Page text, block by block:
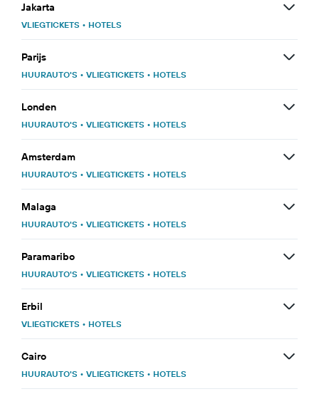
Jakarta
VLIEGTICKETS • HOTELS
Parijs
HUURAUTO'S • VLIEGTICKETS • HOTELS
Londen
HUURAUTO'S • VLIEGTICKETS • HOTELS
Amsterdam
HUURAUTO'S • VLIEGTICKETS • HOTELS
Malaga
HUURAUTO'S • VLIEGTICKETS • HOTELS
Paramaribo
HUURAUTO'S • VLIEGTICKETS • HOTELS
Erbil
VLIEGTICKETS • HOTELS
Cairo
HUURAUTO'S • VLIEGTICKETS • HOTELS